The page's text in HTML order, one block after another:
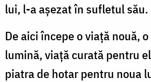
lui, l-a aşezat în sufletul său.
De aici începe o viaţă nouă,
lumină, viaţă curată pentru
piatra de hotar pentru noua